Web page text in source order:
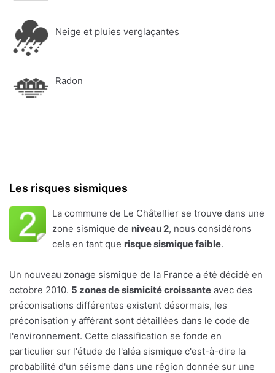
Neige et pluies verglaçantes
Radon
Les risques sismiques
La commune de Le Châtellier se trouve dans une
zone sismique de niveau 2, nous considérons
cela en tant que risque sismique faible.
Un nouveau zonage sismique de la France a été décidé en
octobre 2010. 5 zones de sismicité croissante avec des
préconisations différentes existent désormais, les
préconisation y afférant sont détaillées dans le code de
l'environnement. Cette classification se fonde en
particulier sur l'étude de l'aléa sismique c'est-à-dire la
probabilité d'un séisme dans une région donnée sur une